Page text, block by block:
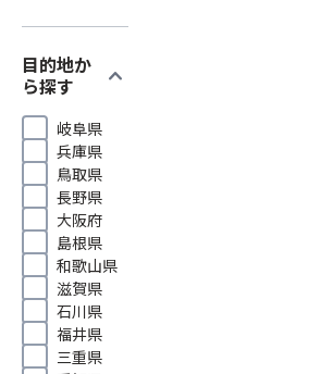
目的地か
ら探す
expand_more
岐阜県
兵庫県
鳥取県
長野県
大阪府
島根県
和歌山県
滋賀県
石川県
福井県
三重県